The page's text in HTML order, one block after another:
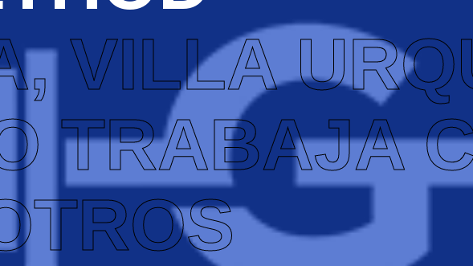
VILLA
TRABAJA